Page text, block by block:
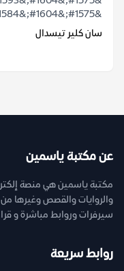
&#1575;&#1604;&#1584;&...
سان كلير تيسدال
عن مكتبة ياسمين
مكتبة ياسمين هي منصة
سيرفرات وروابط مباشرة و
روابط سريعة